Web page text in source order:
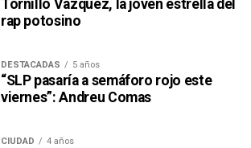
Tornillo Vázquez, la joven estrella del
rap potosino
DESTACADAS 5 años
“SLP pasaría a semáforo rojo este
viernes”: Andreu Comas
CIUDAD 4 años